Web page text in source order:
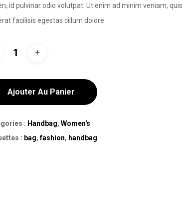
id pulvinar odio volutpat. Ut enim ad minim veniam,
facilisis egestas cillum dolore.
Ajouter Au Panier
: Handbag,Women's
: bag,fashion, handbag